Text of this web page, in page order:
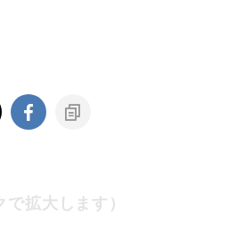
拡大します）